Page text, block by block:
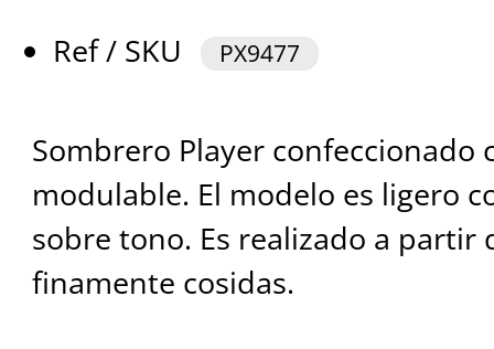
Ref / SKU
PX9477
Sombrero Player confeccionado
modulable. El modelo es ligero
sobre tono. Es realizado a partir
finamente cosidas.